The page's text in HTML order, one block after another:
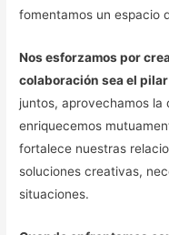
fomentamos un espacio
Nos esforzamos por
colaboración sea el
juntos, aprovechamos la
enriquecemos
fortalece nuestras
soluciones creativas,
situaciones.